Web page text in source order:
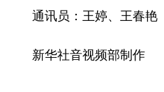
通讯员：王婷、王春艳
新华社音视频部制作